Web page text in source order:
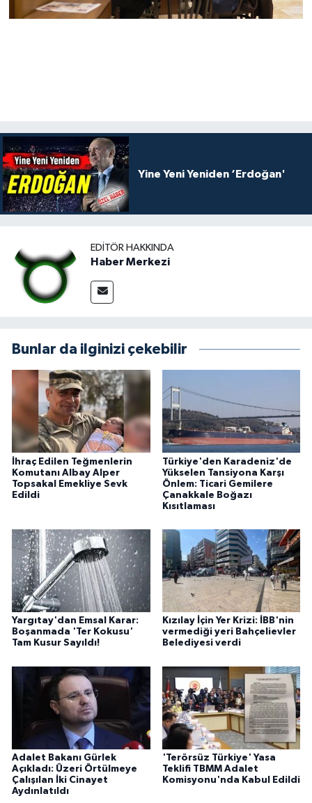
Yine Yeni Yeniden ‘Erdoğan'
EDITÖR HAKKINDA
Haber Merkezi
Bunlar da ilginizi çekebilir
İhraç Edilen Teğmenlerin
Komutanı Albay Alper
Topsakal Emekliye Sevk
Edildi
Türkiye'den Karadeniz'de
Yükselen Tansiyona Karşı
Önlem: Ticari Gemilere
Çanakkale Boğazı
Kısıtlaması
Yargıtay'dan Emsal Karar:
Boşanmada 'Ter Kokusu'
Tam Kusur Sayıldı!
Kızılay İçin Yer Krizi: İBB'nin
vermediği yeri Bahçelievler
Belediyesi verdi
Adalet Bakanı Gürlek
Açıkladı: Üzeri Örtülmeye
Çalışılan İki Cinayet
Aydınlatıldı
'Terörsüz Türkiye' Yasa
Teklifi TBMM Adalet
Komisyonu'nda Kabul Edildi